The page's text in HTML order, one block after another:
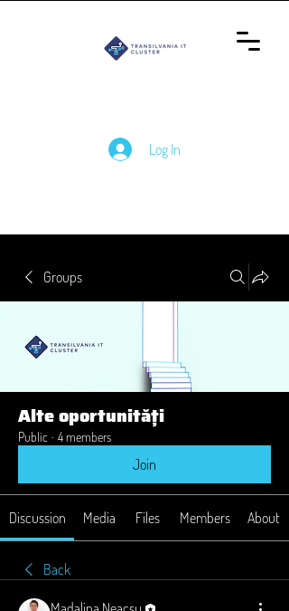
Log In
Groups
Alte oportunități
Public · 4 members
Join
Discussion Media Files Members About
Back